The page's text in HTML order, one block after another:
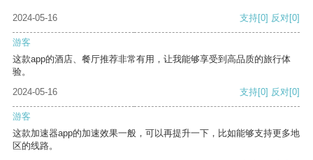
2024-05-16 支持[0] 反对[0]
游客
这款app的酒店、餐厅推荐非常有用，让我能够享受到高品质的旅行体
验。
2024-05-16
支持[0] 反对[0]
游客
这款加速器app的加速效果一般，可以再提升一下，比如能够支持更多地
区的线路。